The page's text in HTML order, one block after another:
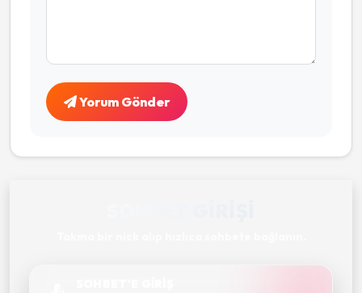
Yorum Gönder